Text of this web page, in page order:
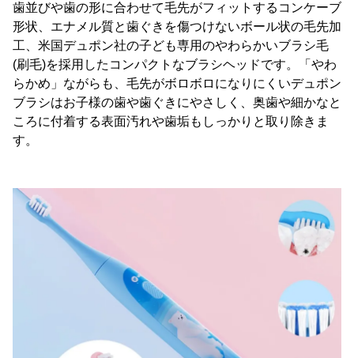
歯並びや歯の形に合わせて毛先がフィットするコンケーブ
形状、エナメル質と歯ぐきを傷つけないボール状の毛先加
工、米国デュポン社の子ども専用のやわらかいブラシ毛
(刷毛)を採用したコンパクトなブラシヘッドです。「やわ
らかめ」ながらも、毛先がボロボロになりにくいデュポン
ブラシはお子様の歯や歯ぐきにやさしく、奥歯や細かなと
ころに付着する表面汚れや歯垢もしっかりと取り除きま
す。